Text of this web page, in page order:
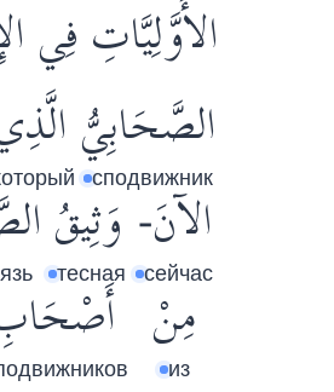
الأَوَّلِيَّاتِ فِي
الصَّحَابِيُّ
сподвижник
الآنَ-
сейчас
وَثِيقُ
тесная
مِنْ
из